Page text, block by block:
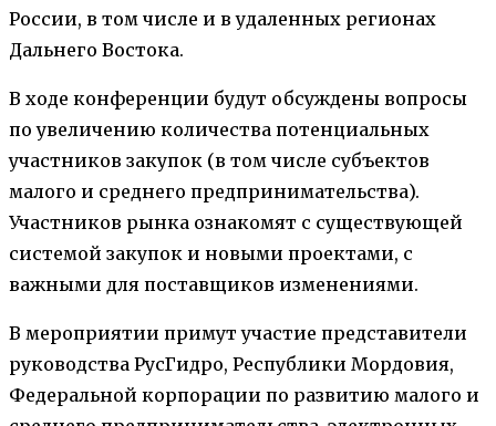
России, в том числе и в удаленных регионах
Дальнего Востока.
В ходе конференции будут обсуждены вопросы
по увеличению количества потенциальных
участников закупок (в том числе субъектов
малого и среднего предпринимательства).
Участников рынка ознакомят с существующей
системой закупок и новыми проектами, с
важными для поставщиков изменениями.
В мероприятии примут участие представители
руководства РусГидро, Республики Мордовия,
Федеральной корпорации по развитию малого и